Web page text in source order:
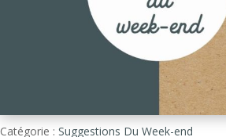
Catégorie :Suggestions Du Week-end